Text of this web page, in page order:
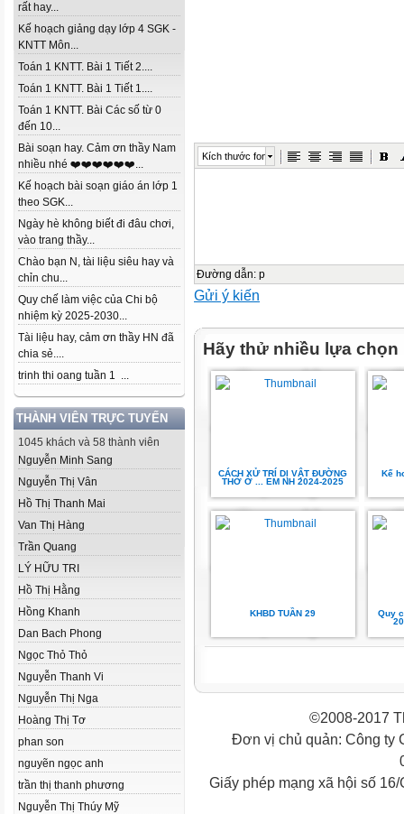
rất hay...
Kế hoạch giảng dạy lớp 4 SGK -
KNTT Môn...
Toán 1 KNTT. Bài 1 Tiết 2....
Toán 1 KNTT. Bài 1 Tiết 1....
Toán 1 KNTT. Bài Các số từ 0
đến 10...
Bài soạn hay. Cảm ơn thầy Nam
nhiều nhé ❤️❤️❤️❤️❤️❤️...
Kế hoạch bài soạn giáo án lớp 1
theo SGK...
Ngày hè không biết đi đâu chơi,
vào trang thầy...
Chào bạn N, tài liệu siêu hay và
chỉn chu...
Quy chế làm việc của Chi bộ
nhiệm kỳ 2025-2030...
Tài liệu hay, cảm ơn thầy HN đã
chia sẻ....
trinh thi oang tuần 1 ...
THÀNH VIÊN TRỰC TUYẾN
1045 khách và 58 thành viên
Nguyễn Minh Sang
Nguyễn Thị Vân
Hồ Thị Thanh Mai
Van Thị Hàng
Trần Quang
LÝ HỮU TRI
Hồ Thị Hằng
Hồng Khanh
Dan Bach Phong
Ngọc Thỏ Thỏ
Nguyễn Thanh Vi
Nguyễn Thị Nga
Hoàng Thị Tơ
phan son
nguyẽn ngọc anh
trần thị thanh phương
Nguyễn Thị Thúy Mỹ
Kích thước font
Đường dẫn: p
Gửi ý kiến
Hãy thử nhiều lựa chọn
CÁCH XỬ TRÍ DỊ VẬT ĐƯỜNG
THỞ Ở ... EM NH 2024-2025
Kế
KHBD TUẦN 29
Quy
©2008-2017
Đơn vị chủ quản: Công ty
Giấy phép mạng xã hội số